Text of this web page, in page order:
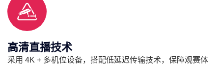
高清直播技术
采用 4K + 多机位设备，搭配低延迟传输技术，保障观赛体